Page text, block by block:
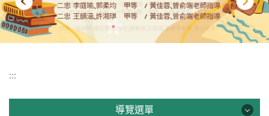
:::
導覽選單